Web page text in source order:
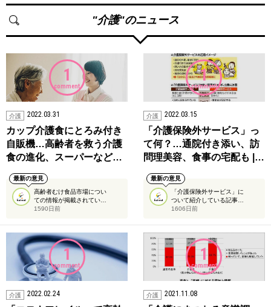
"介護"のニュース
1
comment
介護 2022.03.31
カップ介護食にとろみ付き
自販機…高齢者を救う介護
食の進化、スーパーなど…
最新の意見
高齢者むけ食品市場につい
ての情報が掲載されてい…
1590日前
1
comment
介護 2022.03.15
「介護保険外サービス」っ
て何？…通院付き添い、訪
問理美容、食事の宅配も |…
最新の意見
「介護保険外サービス」に
ついて紹介している記事…
1606日前
1
comment
介護 2022.02.24
1
comment
介護 2021.11.08